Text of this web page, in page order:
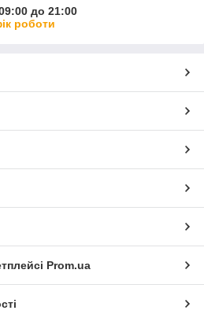
до 21:00
роботи
Prom.ua